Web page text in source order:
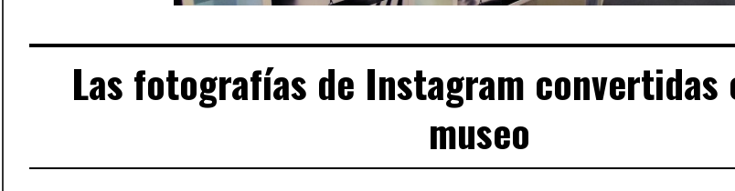
Las fotografías de Instagram convertidas
museo